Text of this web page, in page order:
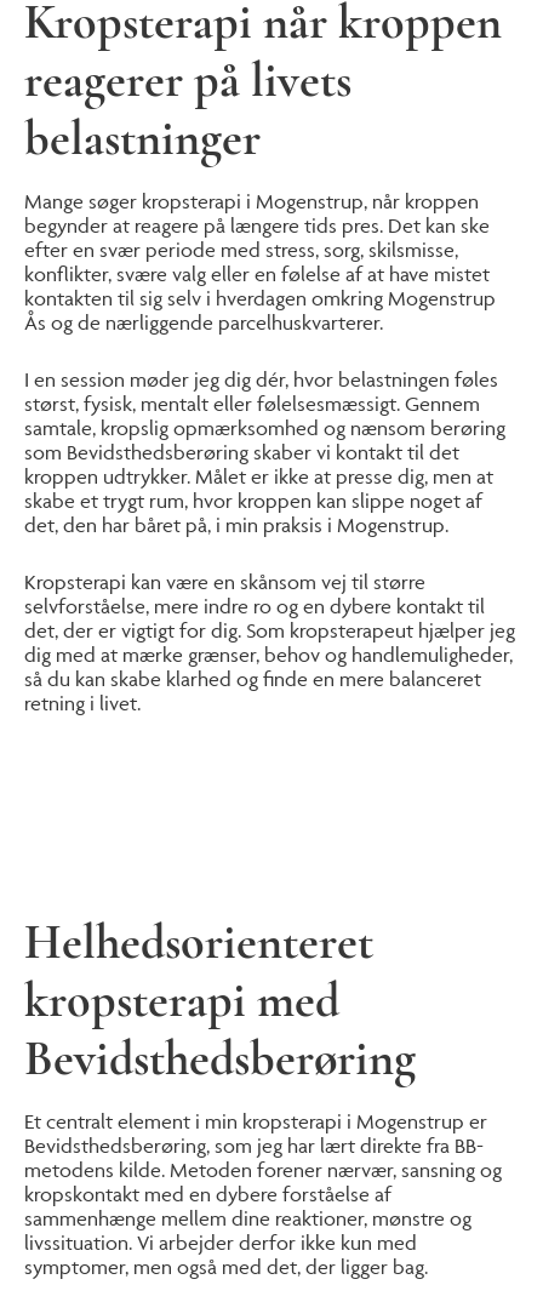
Kropsterapi når kroppen
reagerer på livets
belastninger
Mange søger kropsterapi i Mogenstrup, når kroppen
begynder at reagere på længere tids pres. Det kan ske
efter en svær periode med stress, sorg, skilsmisse,
konflikter, svære valg eller en følelse af at have mistet
kontakten til sig selv i hverdagen omkring Mogenstrup
Ås og de nærliggende parcelhuskvarterer.
I en session møder jeg dig dér, hvor belastningen føles
størst, fysisk, mentalt eller følelsesmæssigt. Gennem
samtale, kropslig opmærksomhed og nænsom berøring
som Bevidsthedsberøring skaber vi kontakt til det
kroppen udtrykker. Målet er ikke at presse dig, men at
skabe et trygt rum, hvor kroppen kan slippe noget af
det, den har båret på, i min praksis i Mogenstrup.
Kropsterapi kan være en skånsom vej til større
selvforståelse, mere indre ro og en dybere kontakt til
det, der er vigtigt for dig. Som kropsterapeut hjælper jeg
dig med at mærke grænser, behov og handlemuligheder,
så du kan skabe klarhed og finde en mere balanceret
retning i livet.
Helhedsorienteret
kropsterapi med
Bevidsthedsberøring
Et centralt element i min kropsterapi i Mogenstrup er
Bevidsthedsberøring, som jeg har lært direkte fra BB-
metodens kilde. Metoden forener nærvær, sansning og
kropskontakt med en dybere forståelse af
sammenhænge mellem dine reaktioner, mønstre og
livssituation. Vi arbejder derfor ikke kun med
symptomer, men også med det, der ligger bag.